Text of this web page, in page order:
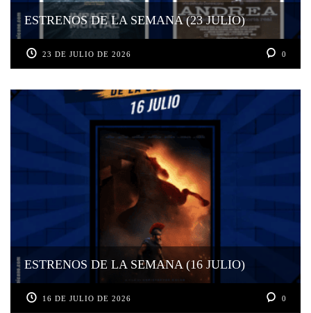
ESTRENOS DE LA SEMANA (23 JULIO)
23 DE JULIO DE 2026 0
ESTRENOS DE LA SEMANA (16 JULIO)
16 DE JULIO DE 2026 0